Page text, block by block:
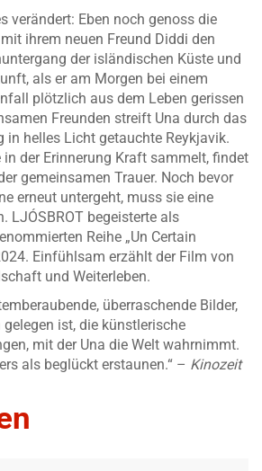
verändert: Eben noch genoss die
ihrem neuen Freund Diddi den
der isländischen Küste und
als er am Morgen bei einem
plötzlich aus dem Leben gerissen
Freunden streift Una durch das
in helles Licht getauchte Reykjavik.
in der Erinnerung Kraft sammelt, findet
gemeinsamen Trauer. Noch bevor
erneut untergeht, muss sie eine
LJÓSBROT begeisterte als
Reihe „Un Certain
Einfühlsam erzählt der Film von
und Weiterleben.
überraschende Bilder,
ist, die künstlerische
mit der Una die Welt wahrnimmt.
als beglückt erstaunen.“ – Kinozeit